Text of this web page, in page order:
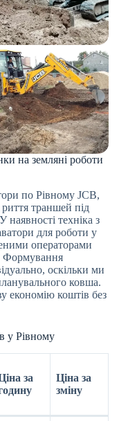
на земляні роботи
по Рівному JCB,
траншей під
наявності техніка з
для роботи у
операторами
Формування
оскільки ми
ковша.
економію коштів без
у Рівному
за
Ціна за
зміну